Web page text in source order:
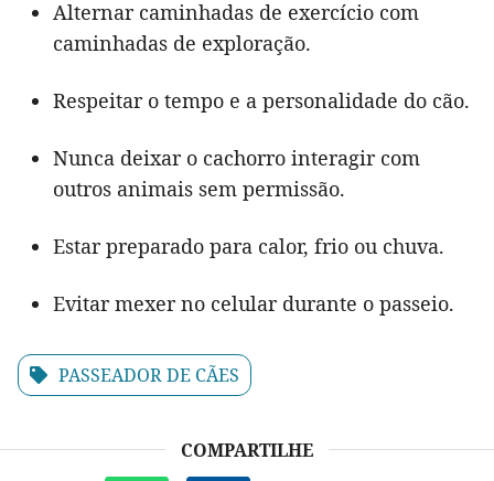
Alternar caminhadas de exercício com
caminhadas de exploração.
Respeitar o tempo e a personalidade do cão.
Nunca deixar o cachorro interagir com
outros animais sem permissão.
Estar preparado para calor, frio ou chuva.
Evitar mexer no celular durante o passeio.
PASSEADOR DE CÃES
COMPARTILHE